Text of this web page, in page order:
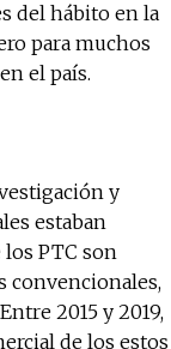
del hábito en la
para muchos
el país.
y
estaban
PTC son
convencionales,
2015 y 2019,
de los estos